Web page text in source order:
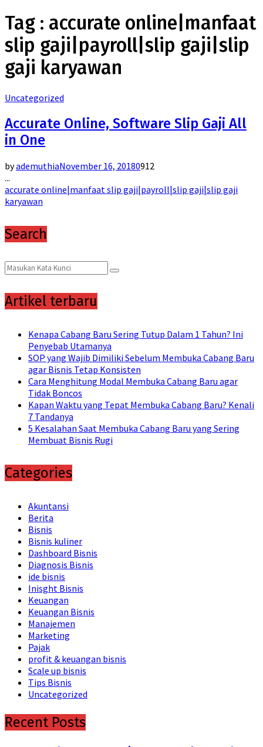
Tag : accurate online|manfaat
slip gaji|payroll|slip gaji|slip
gaji karyawan
Uncategorized
Accurate Online, Software Slip Gaji All
in One
byademuthiaNovember 16, 20180912
...
accurate online|manfaat slip gaji|payroll|slip gaji|slip gaji
karyawan
Search
Search
for:
Search
Artikel terbaru
Kenapa Cabang Baru Sering Tutup Dalam 1 Tahun? Ini
Penyebab Utamanya
SOP yang Wajib Dimiliki Sebelum Membuka Cabang Baru
agar Bisnis Tetap Konsisten
Cara Menghitung Modal Membuka Cabang Baru agar
Tidak Boncos
Kapan Waktu yang Tepat Membuka Cabang Baru? Kenali
7 Tandanya
5 Kesalahan Saat Membuka Cabang Baru yang Sering
Membuat Bisnis Rugi
Categories
Akuntansi
Berita
Bisnis
Bisnis kuliner
Dashboard Bisnis
Diagnosis Bisnis
ide bisnis
Inisght Bisnis
Keuangan
Keuangan Bisnis
Manajemen
Marketing
Pajak
profit & keuangan bisnis
Scale up bisnis
Tips Bisnis
Uncategorized
Recent Posts